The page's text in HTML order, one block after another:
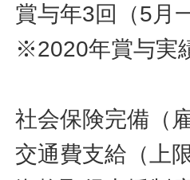
賞与年3回（5月
※2020年賞与実
社会保険完備（
交通費支給（上